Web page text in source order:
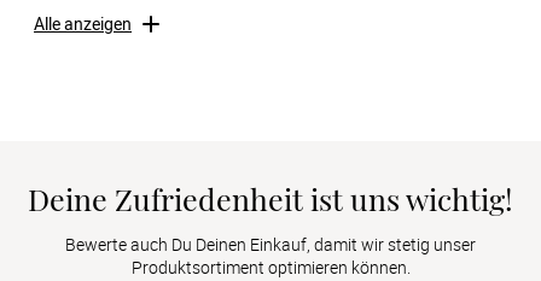
Alle anzeigen
Deine Zufriedenheit ist uns wichtig!
Bewerte auch Du Deinen Einkauf, damit wir stetig unser
Produktsortiment optimieren können.